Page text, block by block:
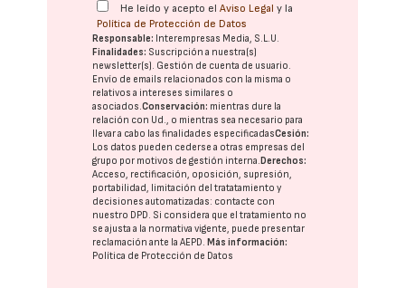
He leído y acepto elAviso Legal y la
Política de Protección de Datos
Responsable: Interempresas Media, S.L.U.
Finalidades: Suscripción a nuestra(s)
newsletter(s). Gestión de cuenta de usuario.
Envío de emails relacionados con la misma o
relativos a intereses similares o
asociados.Conservación: mientras dure la
relación con Ud., o mientras sea necesario para
llevar a cabo las finalidades especificadasCesión:
Los datos pueden cederse a otras empresas del
grupo por motivos de gestión interna.Derechos:
Acceso, rectificación, oposición, supresión,
portabilidad, limitación del tratatamiento y
decisiones automatizadas: contacte con
nuestro DPD. Si considera que el tratamiento no
se ajusta a la normativa vigente, puede presentar
reclamación ante laAEPD.Más información:
Política de Protección de Datos